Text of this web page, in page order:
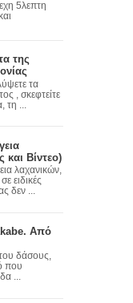
5λεπτη
της
τα
, σκεφτείτε
τη ...
και Βίντεο)
λαχανικών,
ειδικές
δεν ...
Από
δάσους,
που
...